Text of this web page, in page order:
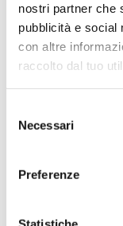
nostri partner che
pubblicità e social
con altre
raccolto dal tuo
delNecessari
Preferenze
di Padova